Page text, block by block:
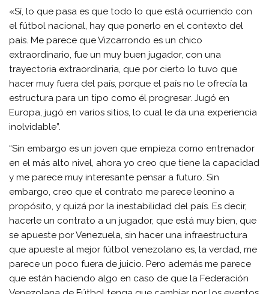
«Sí, lo que pasa es que todo lo que está ocurriendo con
el fútbol nacional, hay que ponerlo en el contexto del
país. Me parece que Vizcarrondo es un chico
extraordinario, fue un muy buen jugador, con una
trayectoria extraordinaria, que por cierto lo tuvo que
hacer muy fuera del país, porque el país no le ofrecía la
estructura para un tipo como él progresar. Jugó en
Europa, jugó en varios sitios, lo cual le da una experiencia
inolvidable”.
“Sin embargo es un joven que empieza como entrenador
en el más alto nivel, ahora yo creo que tiene la capacidad
y me parece muy interesante pensar a futuro. Sin
embargo, creo que el contrato me parece leonino a
propósito, y quizá por la inestabilidad del país. Es decir,
hacerle un contrato a un jugador, que está muy bien, que
se apueste por Venezuela, sin hacer una infraestructura
que apueste al mejor fútbol venezolano es, la verdad, me
parece un poco fuera de juicio. Pero además me parece
que están haciendo algo en caso de que la Federación